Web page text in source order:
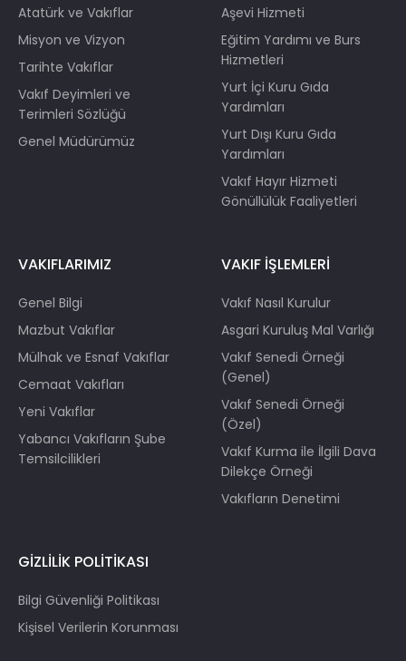
Atatürk ve Vakıflar
Misyon ve Vizyon
Tarihte Vakıflar
Vakıf Deyimleri ve
Terimleri Sözlüğü
Genel Müdürümüz
Aşevi Hizmeti
Eğitim Yardımı ve Burs
Hizmetleri
Yurt İçi Kuru Gıda
Yardımları
Yurt Dışı Kuru Gıda
Yardımları
Vakıf Hayır Hizmeti
Gönüllülük Faaliyetleri
VAKIFLARIMIZ
Genel Bilgi
Mazbut Vakıflar
Mülhak ve Esnaf Vakıflar
Cemaat Vakıfları
Yeni Vakıflar
Yabancı Vakıfların Şube
Temsilcilikleri
VAKIF İŞLEMLERİ
Vakıf Nasıl Kurulur
Asgari Kuruluş Mal Varlığı
Vakıf Senedi Örneği
(Genel)
Vakıf Senedi Örneği
(Özel)
Vakıf Kurma ile İlgili Dava
Dilekçe Örneği
Vakıfların Denetimi
GİZLİLİK POLİTİKASI
Bilgi Güvenliği Politikası
Kişisel Verilerin Korunması